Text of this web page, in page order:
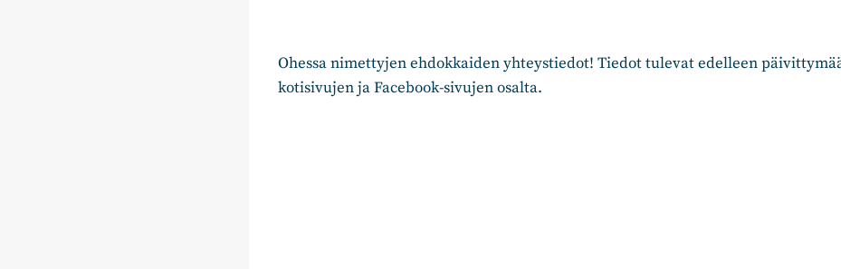
Ohessa nimettyjen ehdokkaiden yhteystiedot! Tiedot tulevat edelleen
kotisivujen ja Facebook-sivujen osalta.